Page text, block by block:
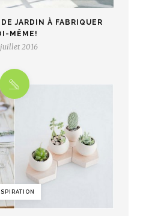
JARDIN À FABRIQUER
MÊME!
2016